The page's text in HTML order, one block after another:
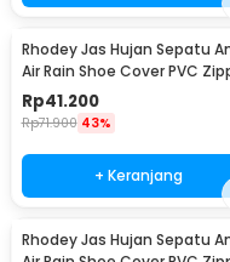
Rhodey Jas Hujan Sepatu
Air Rain Shoe Cover PVC
Reflector S - H-212
Rp41.200
Rp71.900 43%
+ Keranjang
Rhodey Jas Hujan Sepatu